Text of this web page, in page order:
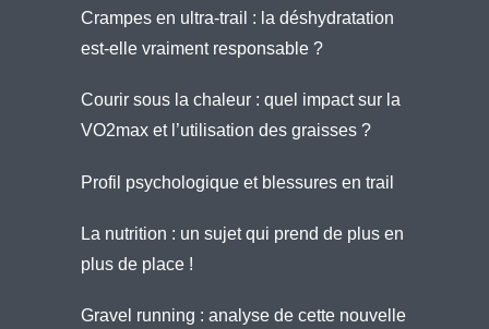
Crampes en ultra-trail : la déshydratation
est-elle vraiment responsable ?
Courir sous la chaleur : quel impact sur la
VO2max et l’utilisation des graisses ?
Profil psychologique et blessures en trail
La nutrition : un sujet qui prend de plus en
plus de place !
Gravel running : analyse de cette nouvelle